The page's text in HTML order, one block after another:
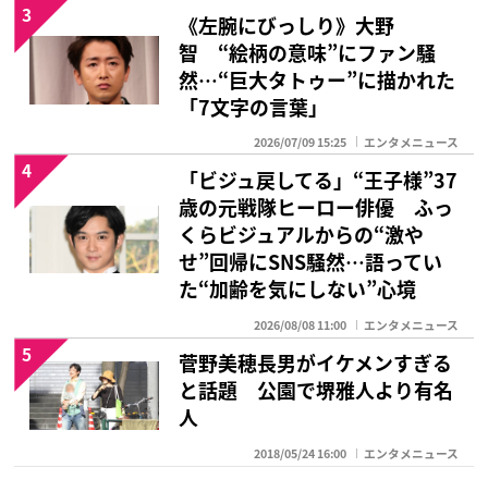
《左腕にびっしり》大野
智 “絵柄の意味”にファン騒
然…“巨大タトゥー”に描かれた
「7文字の言葉」
2026/07/09 15:25 エンタメニュース
3
「ビジュ戻してる」“王子様”37
歳の元戦隊ヒーロー俳優 ふっ
くらビジュアルからの“激や
せ”回帰にSNS騒然…語ってい
た“加齢を気にしない”心境
2026/08/08 11:00 エンタメニュース
4
菅野美穂長男がイケメンすぎる
と話題 公園で堺雅人より有名
人
2018/05/24 16:00 エンタメニュース
5